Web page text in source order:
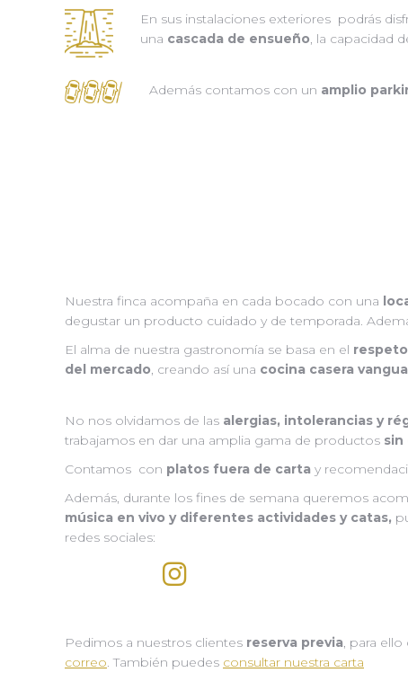
En sus instalaciones exteriores podrás
una cascada de ensueño, la capacidad
Además contamos con un amplio
Nuestra finca acompaña en cada bocado con una
degustar un producto cuidado y de temporada.
El alma de nuestra gastronomía se basa en el
del mercado, creando así una cocina casera
No nos olvidamos de las alergias, intolerancias y
trabajamos en dar una amplia gama de productos sin
Contamos con platos fuera de carta y
Además, durante los fines de semana queremos
música en vivo y diferentes actividades y catas,
redes sociales:
Pedimos a nuestros clientes reserva previa, para
correo. También puedes consultar nuestra carta